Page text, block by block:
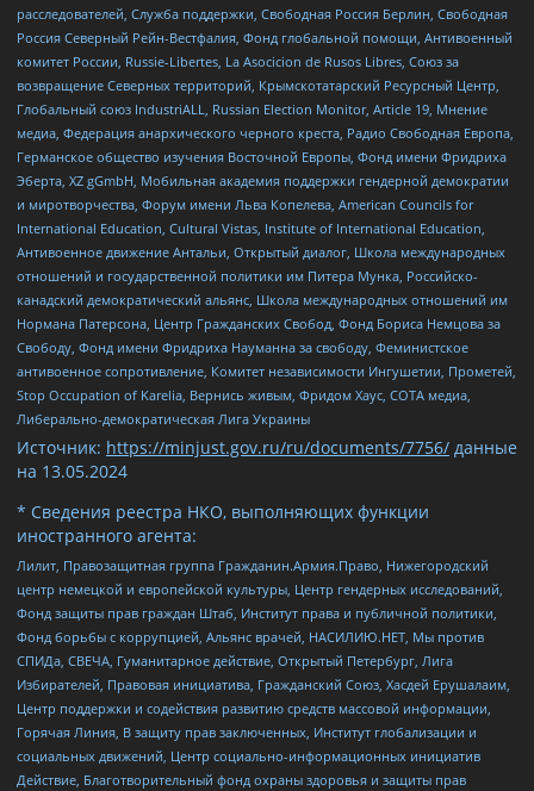
расследователей, Служба поддержки, Свободная Россия Берлин, Свободная
Россия Северный Рейн-Вестфалия, Фонд глобальной помощи, Антивоенный
комитет России, Russie-Libertes, La Asocicion de Rusos Libres, Союз за
возвращение Северных территорий, Крымскотатарский Ресурсный Центр,
Глобальный союз IndustriALL, Russian Election Monitor, Article 19, Мнение
медиа, Федерация анархического черного креста, Радио Свободная Европа,
Германское общество изучения Восточной Европы, Фонд имени Фридриха
Эберта, XZ gGmbH, Мобильная академия поддержки гендерной демократии
и миротворчества, Форум имени Льва Копелева, American Councils for
International Education, Cultural Vistas, Institute of International Education,
Антивоенное движение Антальи, Открытый диалог, Школа международных
отношений и государственной политики им Питера Мунка, Российско-
канадский демократический альянс, Школа международных отношений им
Нормана Патерсона, Центр Гражданских Свобод, Фонд Бориса Немцова за
Свободу, Фонд имени Фридриха Науманна за свободу, Феминистское
антивоенное сопротивление, Комитет независимости Ингушетии, Прометей,
Stop Occupation of Karelia, Вернись живым, Фридом Хаус, СОТА медиа,
Либерально-демократическая Лига Украины
Источник: https://minjust.gov.ru/ru/documents/7756/ данные
на 13.05.2024
* Сведения реестра НКО, выполняющих функции
иностранного агента:
Лилит, Правозащитная группа Гражданин.Армия.Право, Нижегородский
центр немецкой и европейской культуры, Центр гендерных исследований,
Фонд защиты прав граждан Штаб, Институт права и публичной политики,
Фонд борьбы с коррупцией, Альянс врачей, НАСИЛИЮ.НЕТ, Мы против
СПИДа, СВЕЧА, Гуманитарное действие, Открытый Петербург, Лига
Избирателей, Правовая инициатива, Гражданский Союз, Хасдей Ерушалаим,
Центр поддержки и содействия развитию средств массовой информации,
Горячая Линия, В защиту прав заключенных, Институт глобализации и
социальных движений, Центр социально-информационных инициатив
Действие, Благотворительный фонд охраны здоровья и защиты прав